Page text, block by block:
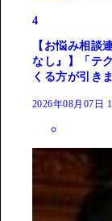
4
【お悩み相談
なし』】「テ
くる方が引き
2026年08月07日